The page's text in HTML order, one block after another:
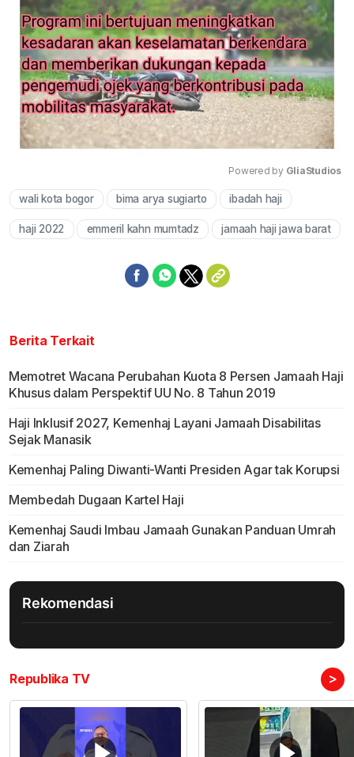
Mute
Powered by GliaStudios
wali kota bogor bima arya sugiarto ibadah haji
haji 2022 emmeril kahn mumtadz jamaah haji jawa barat
Berita Terkait
Memotret Wacana Perubahan Kuota 8 Persen Jamaah Haji
Khusus dalam Perspektif UU No. 8 Tahun 2019
Haji Inklusif 2027, Kemenhaj Layani Jamaah Disabilitas
Sejak Manasik
Kemenhaj Paling Diwanti-Wanti Presiden Agar tak Korupsi
Membedah Dugaan Kartel Haji
Kemenhaj Saudi Imbau Jamaah Gunakan Panduan Umrah
dan Ziarah
Rekomendasi
Republika TV >